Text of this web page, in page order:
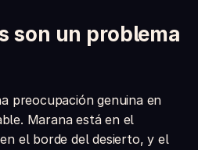
son un problema
preocupación genuina en
Marana está en el
el borde del desierto, y el